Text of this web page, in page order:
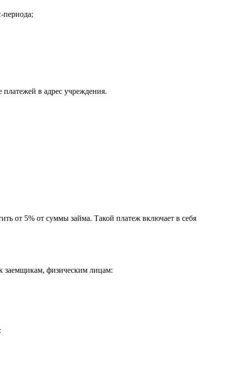
периода;
в адрес учреждения.
от 5% от суммы займа. Такой платеж включает в себя
заемщикам, физическим лицам: